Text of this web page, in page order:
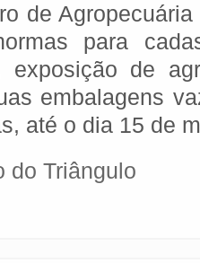
de
para
exposição de
embalagens
até o dia 15 de
do Triângulo